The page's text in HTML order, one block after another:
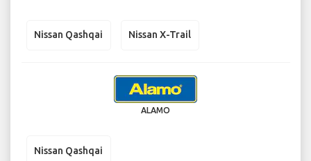
Nissan Qashqai Nissan X-Trail
ALAMO
Nissan Qashqai